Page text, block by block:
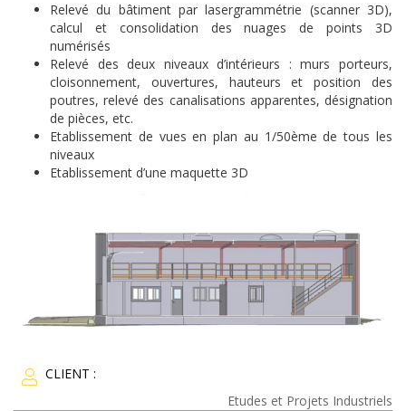
TOPOGRAPHIE
ETUDES VRD
SCANNER 3D ET RENDUS
DÉMARCHE QSE
ISO 9001
DÉMARCHE DÉVELOPPEMENT DURABLE
RECRUTEMENT
Relevé du bâtiment par lasergrammétrie (scanner 3D),
calcul et consolidation des nuages de points 3D
numérisés
Relevé des deux niveaux d’intérieurs : murs porteurs,
cloisonnement, ouvertures, hauteurs et position des
poutres, relevé des canalisations apparentes, désignation
de pièces, etc.
Etablissement de vues en plan au 1/50ème de tous les
niveaux
Etablissement d’une maquette 3D
CLIENT :
Etudes et Projets Industriels